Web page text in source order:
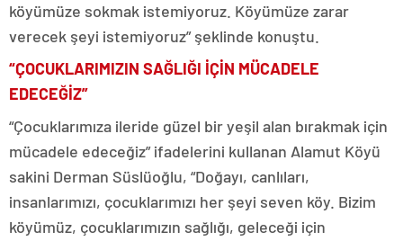
köyümüze sokmak istemiyoruz. Köyümüze zarar
verecek şeyi istemiyoruz” şeklinde konuştu.
“ÇOCUKLARIMIZIN SAĞLIĞI İÇİN MÜCADELE
EDECEĞİZ”
“Çocuklarımıza ileride güzel bir yeşil alan bırakmak için
mücadele edeceğiz” ifadelerini kullanan Alamut Köyü
sakini Derman Süslüoğlu, “Doğayı, canlıları,
insanlarımızı, çocuklarımızı her şeyi seven köy. Bizim
köyümüz, çocuklarımızın sağlığı, geleceği için